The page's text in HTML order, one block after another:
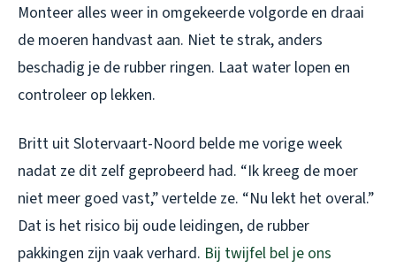
Monteer alles weer in omgekeerde volgorde en draai
de moeren handvast aan. Niet te strak, anders
beschadig je de rubber ringen. Laat water lopen en
controleer op lekken.
Britt uit Slotervaart-Noord belde me vorige week
nadat ze dit zelf geprobeerd had. “Ik kreeg de moer
niet meer goed vast,” vertelde ze. “Nu lekt het overal.”
Dat is het risico bij oude leidingen, de rubber
pakkingen zijn vaak verhard. Bij twijfel bel je ons